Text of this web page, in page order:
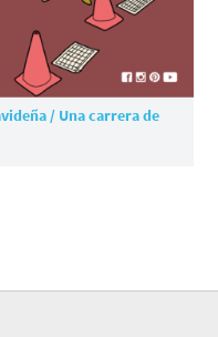
/ Una carrera de